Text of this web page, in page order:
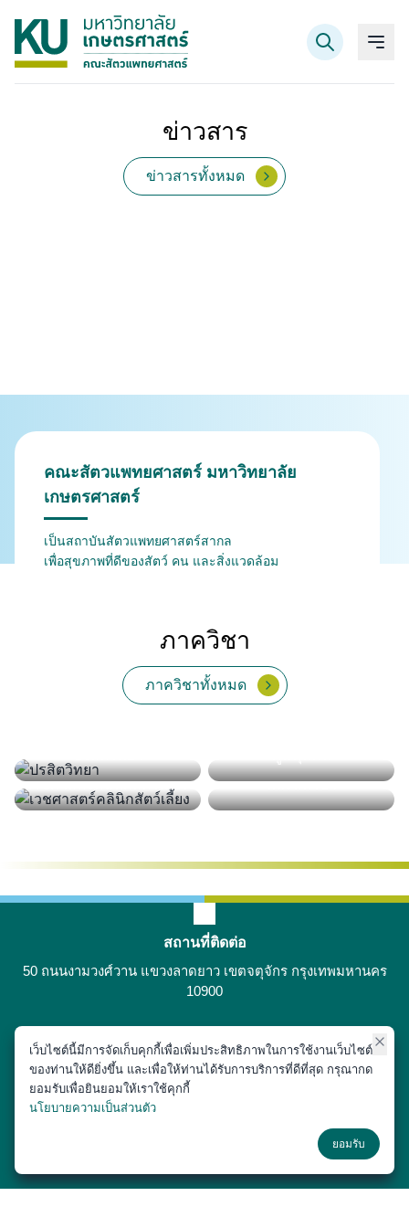
ค้นหาข้อมูล
ข่าวสาร
ข่าวสารทั้งหมด
คณะสัตวแพทยศาสตร์ มหาวิทยาลัย
เกษตรศาสตร์
เป็นสถาบันสัตวแพทยศาสตร์สากล
เพื่อสุขภาพที่ดีของสัตว์ คน และสิ่งแวดล้อม
ภาควิชา
ภาควิชาทั้งหมด
เวชศาสตร์คลินิกสัตว์เลี้ยง
เวชศาสตร์คลินิกสัตว์ใหญ่
และสัตว์ป่า
เวชศาสตร์และทรัพยากร
การผลิตสัตว์
สัตวแพทยสาธารณสุข
ศาสตร์
สถานที่ติดต่อ
50 ถนนงามวงศ์วาน แขวงลาดยาว เขตจตุจักร กรุงเทพมหานคร
10900
ติดต่อได้ที่
02-797-1900
เว็บไซต์นี้มีการจัดเก็บคุกกี้เพื่อเพิ่มประสิทธิภาพในการใช้งานเว็บไซต์
ของท่านให้ดียิ่งขึ้น และเพื่อให้ท่านได้รับการบริการที่ดีที่สุด กรุณากด
ยอมรับเพื่อยินยอมให้เราใช้คุกกี้
นโยบายความเป็นส่วนตัว
ยอมรับ